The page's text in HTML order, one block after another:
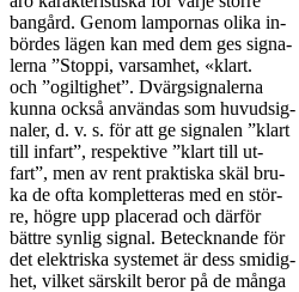
bangård. Genom lampornas olika in-
bördes lägen kan med dem ges signa-
lerna ”Stoppi, varsamhet, «klart.
och ”ogiltighet”. Dvärgsignalerna
kunna också användas som huvudsig-
naler, d. v. s. för att ge signalen ”klart
till infart”, respektive ”klart till ut-
fart”, men av rent praktiska skäl bru-
ka de ofta kompletteras med en stör-
re, högre upp placerad och därför
bättre synlig signal. Betecknande för
det elektriska systemet är dess smidig-
het, vilket särskilt beror på de många